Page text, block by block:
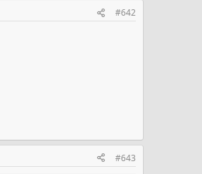
#642
#643